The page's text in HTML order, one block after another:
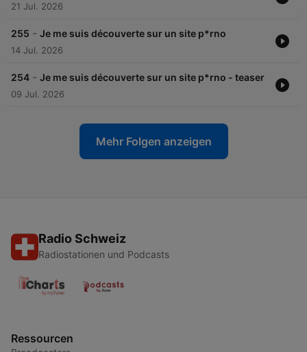
21 Jul. 2026
255 - Je me suis découverte sur un site p*rno
14 Jul. 2026
254 - Je me suis découverte sur un site p*rno - teaser
09 Jul. 2026
Mehr Folgen anzeigen
Radio Schweiz
Radiostationen und Podcasts
Ressourcen